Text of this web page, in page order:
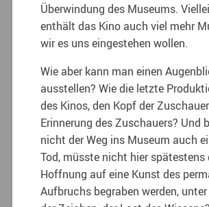
Überwindung des Museums.
enthält das Kino auch viel mehr
wir es uns eingestehen wollen.
Wie aber kann man einen
ausstellen? Wie die letzte
des Kinos, den Kopf der
Erinnerung des Zuschauers? Und
nicht der Weg ins Museum auch
Tod, müsste nicht hier spätestens
Hoffnung auf eine Kunst des
Aufbruchs begraben werden,